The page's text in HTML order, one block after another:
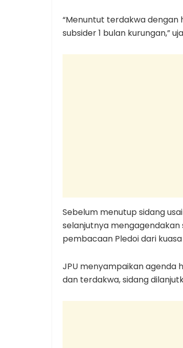
“Menuntut terdakwa dengan
subsider 1 bulan kurungan,”
Sebelum menutup sidang
selanjutnya
pembacaan Pledoi dari
JPU menyampaikan agenda
dan terdakwa, sidang